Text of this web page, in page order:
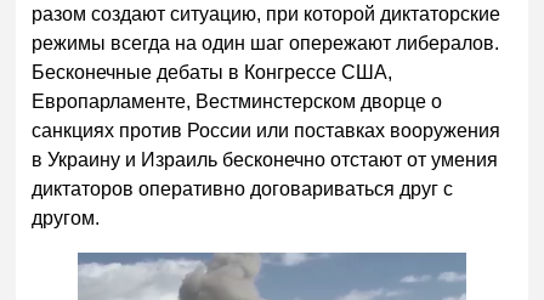
разом создают ситуацию, при которой диктаторские
режимы всегда на один шаг опережают либералов.
Бесконечные дебаты в Конгрессе США,
Европарламенте, Вестминстерском дворце о
санкциях против России или поставках вооружения
в Украину и Израиль бесконечно отстают от умения
диктаторов оперативно договариваться друг с
другом.